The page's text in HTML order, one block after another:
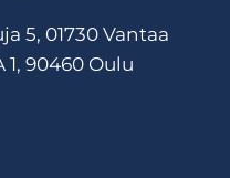
5, 01730 Vantaa
90460 Oulu